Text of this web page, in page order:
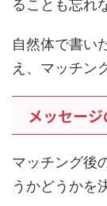
え、マッチン
メッセー
マッチング後
うかどうかを